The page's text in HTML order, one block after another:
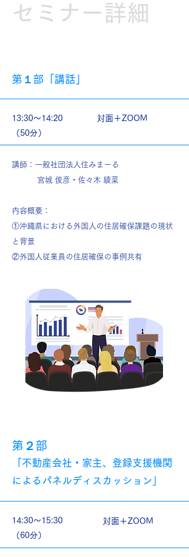
​セミナー詳細
第１部「講話」
13:30～14:20
（50分）
対面＋ZOOM
講師：一般社団法人住みまーる
宮城 俊彦・佐々木 綾菜
内容概要：
①沖縄県における外国人の住居確保課題の現状
と背景
②外国人従業員の住居確保の事例共有
第２部
「不動産会社・家主、登録支援機関
によるパネルディスカッション」
14:30～15:30
（60分）
対面＋ZOOM